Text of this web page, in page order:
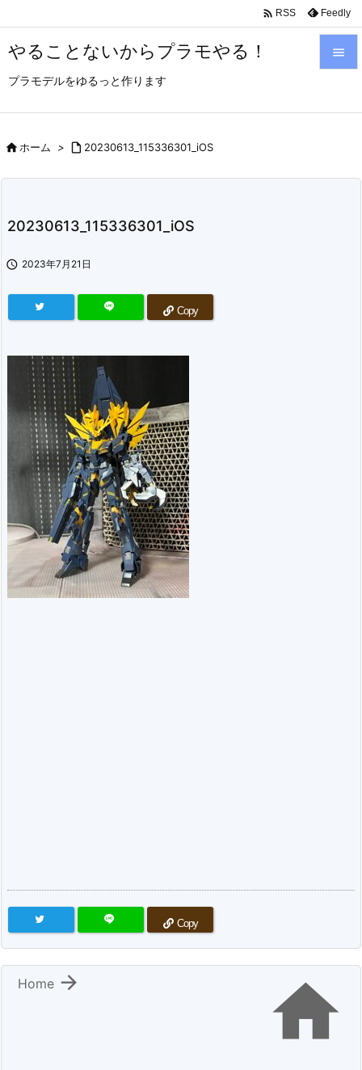
やることないからプラモやる！
プラモデルをゆるっと作ります

 RSS Feedly
ホーム >  20230613_115336301_iOS
20230613_115336301_iOS
 2023年7月21日
Copy
Copy


Home